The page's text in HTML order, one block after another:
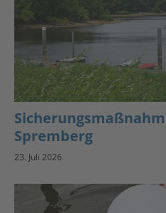
Spremberg
23. Juli 2026